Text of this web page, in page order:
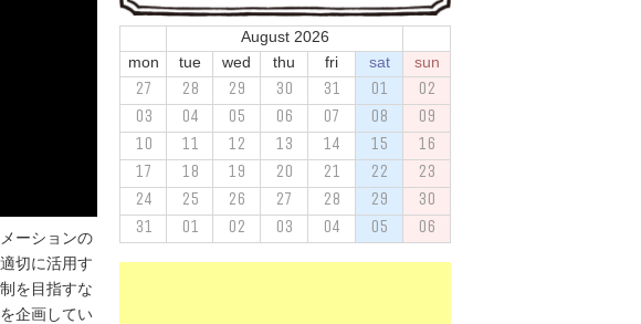
ーションの
切に活用す
を目指すな
企画してい
August 2026
mon
tue wed thu fri sat sun
27 28 29 30 31 01
02
03
04 05 06 07 08
09
10
11 12 13 14 15
16
17
18 19 20 21 22
23
24
25 26 27 28 29
30
31
01 02 03 04 05 06